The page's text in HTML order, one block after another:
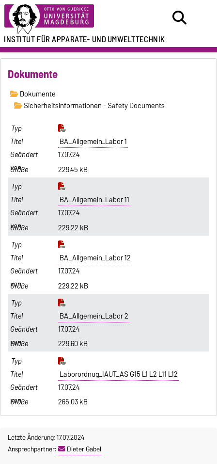
INSTITUT FÜRAPPARATE- UNDUMWELTTECHNIK
Dokumente
Dokumente
Sicherheitsinformationen - Safety Documents
BA_Allgemein_Labor 1
17.07.24
229.45 kB
BA_Allgemein_Labor 11
17.07.24
229.22 kB
BA_Allgemein_Labor 12
17.07.24
229.22 kB
BA_Allgemein_Labor 2
17.07.24
229.60 kB
Laborordnug_IAUT_AS G15 L1 L2 L11 L12
17.07.24
265.03 kB
Letzte Änderung: 17.07.2024
Ansprechpartner:
Dieter Gabel